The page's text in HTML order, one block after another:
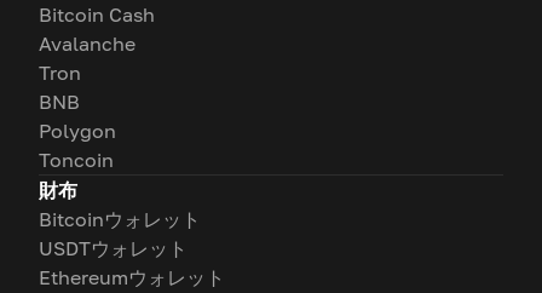
Bitcoin Cash
Avalanche
Tron
BNB
Polygon
Toncoin
財布
Bitcoinウォレット
USDTウォレット
Ethereumウォレット